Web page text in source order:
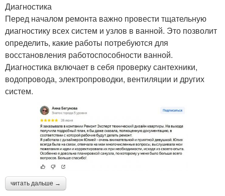
Диагностика
Перед началом ремонта важно провести тщательную
диагностику всех систем и узлов в ванной. Это позволит
определить, какие работы потребуются для
восстановления работоспособности ванной.
Диагностика включает в себя проверку сантехники,
водопровода, электропроводки, вентиляции и других
систем.
читать дальше →